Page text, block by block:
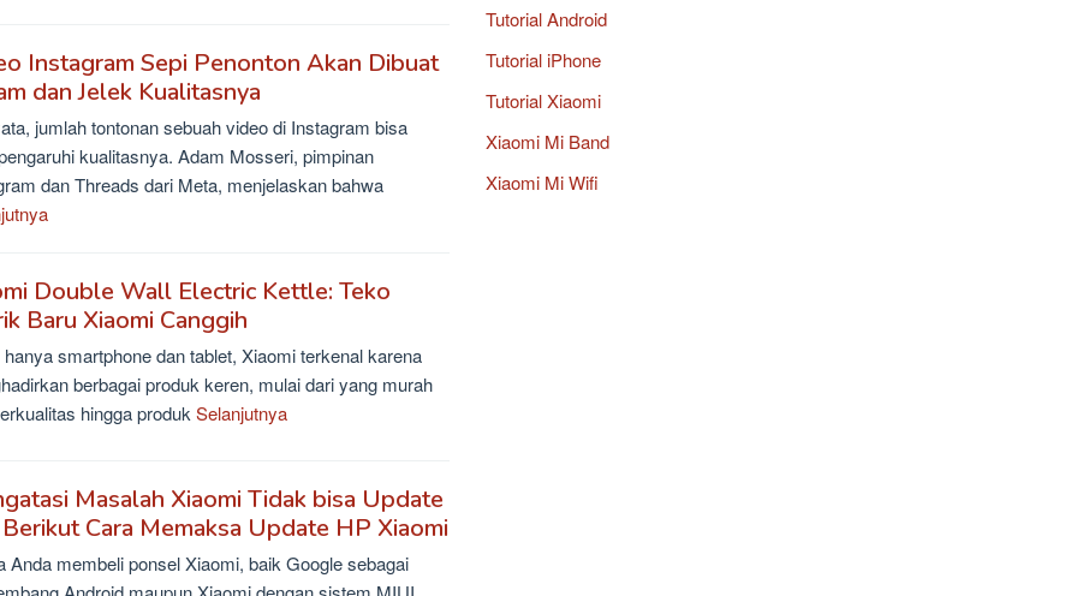
Instagram Sepi Penonton Akan Dibuat
dan Jelek Kualitasnya
jumlah tontonan sebuah video di Instagram bisa
kualitasnya. Adam Mosseri, pimpinan
dan Threads dari Meta, menjelaskan bahwa
Double Wall Electric Kettle: Teko
Baru Xiaomi Canggih
smartphone dan tablet, Xiaomi terkenal karena
berbagai produk keren, mulai dari yang murah
hingga produk Selanjutnya
Masalah Xiaomi Tidak bisa Update
Cara Memaksa Update HP Xiaomi
Anda membeli ponsel Xiaomi, baik Google sebagai
Tutorial Android
Tutorial iPhone
Tutorial Xiaomi
Xiaomi Mi Band
Xiaomi Mi Wifi